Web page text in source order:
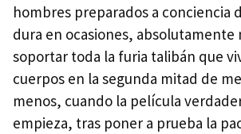
hombres preparados a conciencia
dura en ocasiones, absolutamente
soportar toda la furia talibán que
cuerpos en la segunda mitad de
menos, cuando la película
empieza, tras poner a prueba la